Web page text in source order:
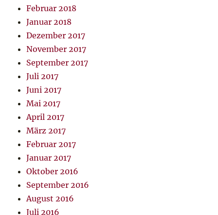
Februar 2018
Januar 2018
Dezember 2017
November 2017
September 2017
Juli 2017
Juni 2017
Mai 2017
April 2017
März 2017
Februar 2017
Januar 2017
Oktober 2016
September 2016
August 2016
Juli 2016